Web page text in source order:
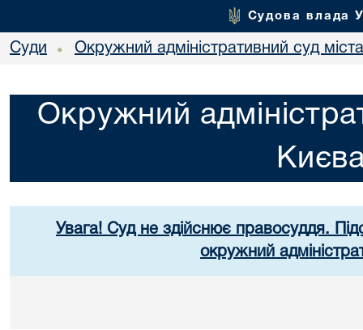
Судова влада
Суди • Окружний адміністративний суд
Окружний
Увага! Суд не здійснює правосуддя.
окружний